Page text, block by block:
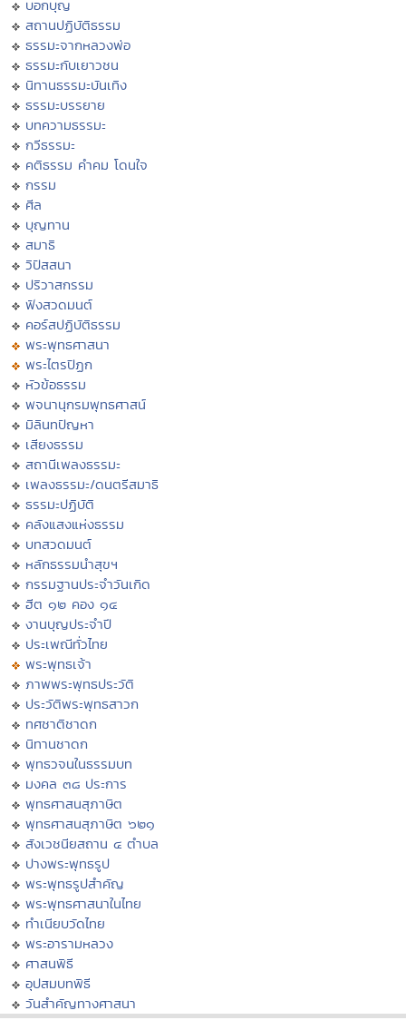
บอกบุญ
สถานปฏิบัติธรรม
ธรรมะจากหลวงพ่อ
ธรรมะกับเยาวชน
นิทานธรรมะบันเทิง
ธรรมะบรรยาย
บทความธรรมะ
กวีธรรมะ
คติธรรม คำคม โดนใจ
กรรม
ศีล
บุญทาน
สมาธิ
วิปัสสนา
ปริวาสกรรม
ฟังสวดมนต์
คอร์สปฏิบัติธรรม
พระพุทธศาสนา
พระไตรปิฏก
หัวข้อธรรม
พจนานุกรมพุทธศาสน์
มิลินทปัญหา
เสียงธรรม
สถานีเพลงธรรมะ
เพลงธรรมะ/ดนตรีสมาธิ
ธรรมะปฏิบัติ
คลังแสงแห่งธรรม
บทสวดมนต์
หลักธรรมนำสุขฯ
กรรมฐานประจำวันเกิด
ฮีต ๑๒ คอง ๑๔
งานบุญประจำปี
ประเพณีทั่วไทย
พระพุทธเจ้า
ภาพพระพุทธประวัติ
ประวัติพระพุทธสาวก
ทศชาติชาดก
นิทานชาดก
พุทธวจนในธรรมบท
มงคล ๓๘ ประการ
พุทธศาสนสุภาษิต
พุทธศาสนสุภาษิต ๖๒๑
สังเวชนียสถาน ๔ ตำบล
ปางพระพุทธรูป
พระพุทธรูปสำคัญ
พระพุทธศาสนาในไทย
ทำเนียบวัดไทย
พระอารามหลวง
ศาสนพิธี
อุปสมบทพิธี
วันสำคัญทางศาสนา